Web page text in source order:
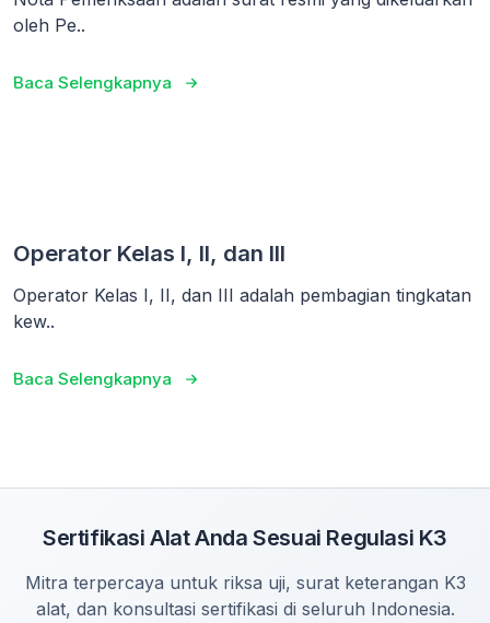
oleh Pe..
Baca Selengkapnya
Operator Kelas I, II, dan III
Operator Kelas I, II, dan III adalah pembagian tingkatan
kew..
Baca Selengkapnya
Sertifikasi Alat Anda Sesuai Regulasi K3
Mitra terpercaya untuk riksa uji, surat keterangan K3
alat, dan konsultasi sertifikasi di seluruh Indonesia.